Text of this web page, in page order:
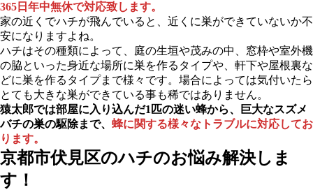
365日年中無休で対応致します。
家の近くでハチが飛んでいると、近くに巣ができていないか不
安になりますよね。
ハチはその種類によって、庭の生垣や茂みの中、窓枠や室外機
の脇といった身近な場所に巣を作るタイプや、軒下や屋根裏な
どに巣を作るタイプまで様々です。場合によっては気付いたら
とても大きな巣ができている事も稀ではありません。
猿太郎では部屋に入り込んだ1匹の迷い蜂から、巨大なスズメ
バチの巣の駆除まで、 蜂に関する様々なトラブルに対応してお
ります。
京都市伏見区のハチのお悩み解決しま
す！